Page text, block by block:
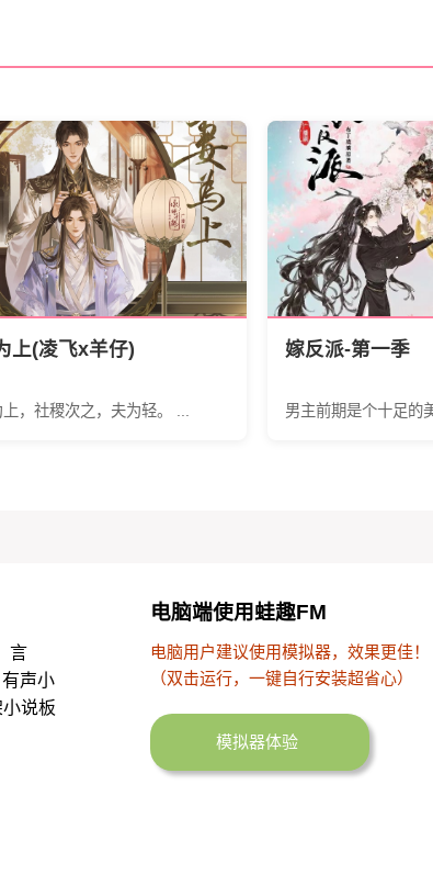
上(凌飞x羊仔)
，社稷次之，夫为轻。 ...
嫁反派-第一季
男主前期是个十足的
言
声小
说板
电脑端使用蛙趣FM
电脑用户建议使用模拟器，效果更佳！
（双击运行，一键自行安装超省心）
模拟器体验